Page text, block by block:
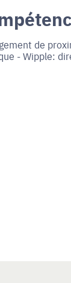
de
- Wipple: